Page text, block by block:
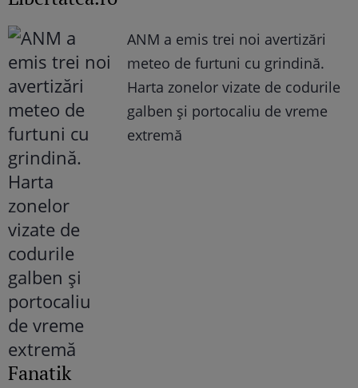
ANM a emis trei noi avertizări
meteo de furtuni cu grindină.
Harta zonelor vizate de codurile
galben și portocaliu de vreme
extremă
Fanatik